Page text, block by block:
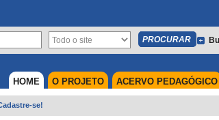
ACERVO PEDAGÓGICO
O PROJETO
HOME
se!